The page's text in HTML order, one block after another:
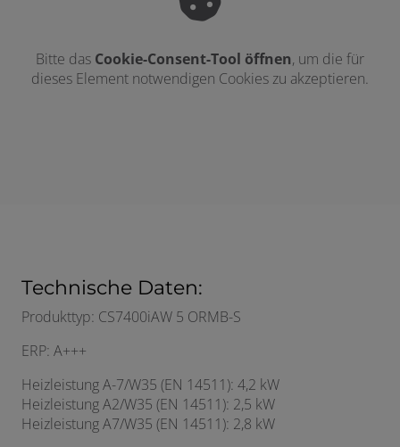
Bitte das Cookie-Consent-Tool öffnen, um die für
dieses Element notwendigen Cookies zu akzeptieren.
Technische Daten:
Produkttyp: CS7400iAW 5 ORMB-S
ERP: A+++
Heizleistung A-7/W35 (EN 14511): 4,2 kW
Heizleistung A2/W35 (EN 14511): 2,5 kW
Heizleistung A7/W35 (EN 14511): 2,8 kW